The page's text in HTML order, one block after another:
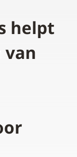
helpt
van